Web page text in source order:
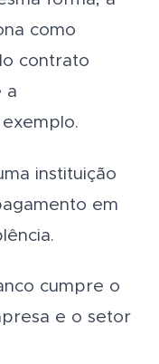
como
contrato
a
instituição
em
cumpre o
e o setor